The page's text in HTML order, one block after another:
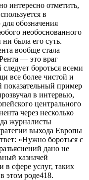
интересно отметить,
в
обозначения
необоснованного
была его суть.
вообще стала
— это враг
следует бороться всеми
все более чистой и
пример
в интервью,
центрального
через несколько
журналисты
выхода Европы
«Нужно бороться с
дано не
казначей
в сфере услуг, таких
этом роде418.